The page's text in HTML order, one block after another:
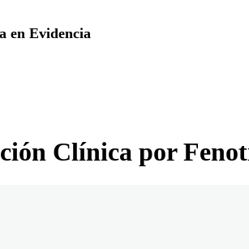
en Evidencia
Clínica por